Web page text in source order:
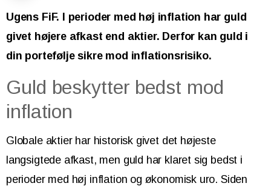
Ugens FiF. I perioder med høj inflation har guld
givet højere afkast end aktier. Derfor kan guld i
din portefølje sikre mod inflationsrisiko.
Guld beskytter bedst mod
inflation
Globale aktier har historisk givet det højeste
langsigtede afkast, men guld har klaret sig bedst i
perioder med høj inflation og økonomisk uro. Siden